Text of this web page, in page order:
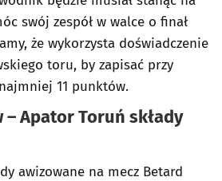
swój zespół w walce o finał
że wykorzysta doświadczenie
toru, by zapisać przy
11 punktów.
– Apator Toruń składy
awizowane na mecz Betard